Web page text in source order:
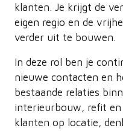
klanten. Je krijgt de
eigen regio en de
verder uit te bouwen.
In deze rol ben je
nieuwe contacten en
bestaande relaties
interieurbouw, refit en
klanten op locatie,